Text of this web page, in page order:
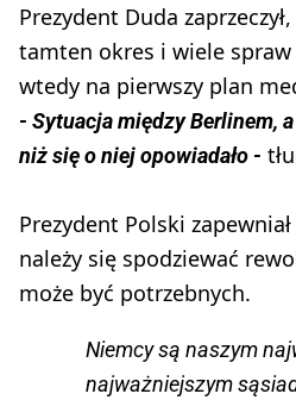
Prezydent Duda
tamten okres i wiele spraw
wtedy na pierwszy plan
- Sytuacja między Berlinem,
niż się o niej opowiadało -
Prezydent Polski
należy się spodziewać
może być potrzebnych.
Niemcy są naszym
najważniejszym